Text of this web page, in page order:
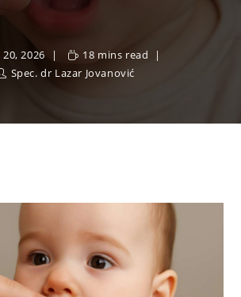
2026
18 mins read
Spec. dr Lazar Jovanović